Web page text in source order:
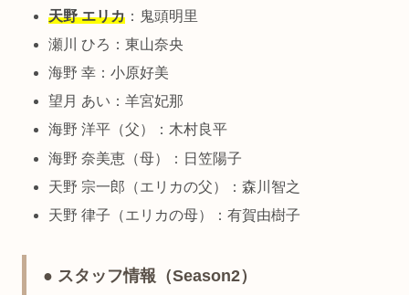
天野 エリカ ：鬼頭明里
瀬川 ひろ：東山奈央
海野 幸：小原好美
望月 あい：羊宮妃那
海野 洋平（父）：木村良平
海野 奈美恵（母）：日笠陽子
天野 宗一郎（エリカの父）：森川智之
天野 律子（エリカの母）：有賀由樹子
● スタッフ情報（Season2）